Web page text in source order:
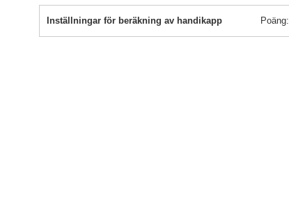
Inställningar för beräkning av handikapp Poäng: